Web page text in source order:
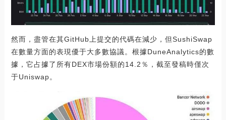
然而，盡管在其GitHub上提交的代碼在減少，但SushiSwap
在數量方面的表現優于大多數協議。根據DuneAnalytics的數
據，它占據了所有DEX市場份額的14.2％，截至發稿時僅次
于Uniswap。